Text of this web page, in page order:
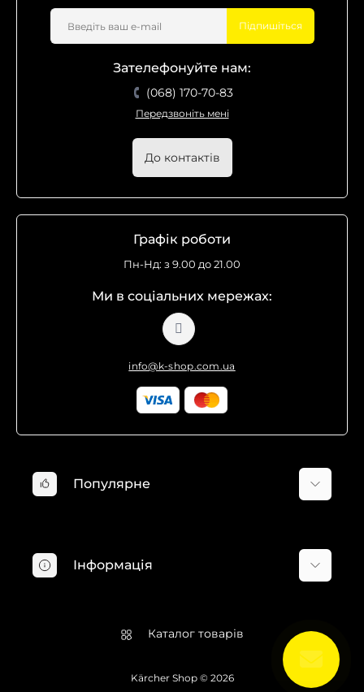
Підпишіться
Зателефонуйте нам:
(068) 170-70-83
Передзвоніть мені
До контактів
Графік роботи
Пн-Нд: з 9.00 до 21.00
Ми в соціальних мережах:
info@k-shop.com.ua
Популярне
Пилососи Karcher
Господарські пилососи Karcher
Віконні пилососи Karcher
Інформація
Доставка та оплата
Угода користувача
Каталог товарів
Kärcher Shop © 2026